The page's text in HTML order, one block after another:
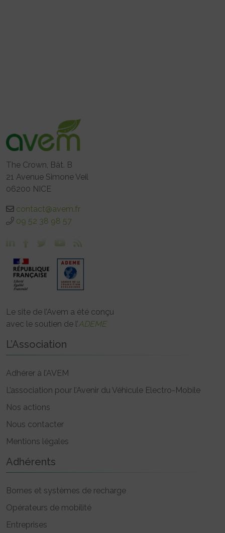
The Crown, Bât. B
21 Avenue Simone Veil
06200 NICE
contact@avem.fr
09 52 38 98 57
Le site de l’Avem a été conçu
avec le soutien de l’ADEME
L’Association
Adhérer à l’AVEM
L’association pour l’Avenir du Véhicule Electro-Mobile
Nos actions
Nous contacter
Mentions légales
Adhérents
Bornes et systèmes de recharge
Opérateurs de mobilité
Entreprises